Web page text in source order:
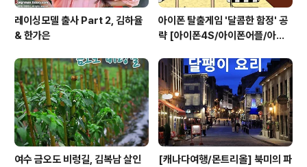
레이싱모델 출사 Part 2, 김하율
& 한가은
아이폰 탈출게임 '달콤한 함정' 공
략 [아이폰4S/아이폰어플/아이
여수 금오도 비렁길, 김복남 살인
[캐나다여행/몬트리올] 북미의 파